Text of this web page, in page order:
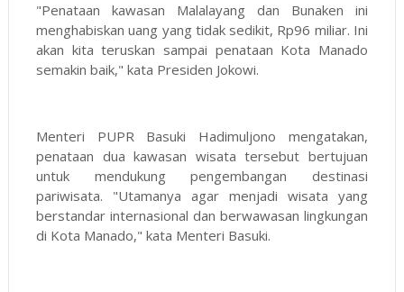
"Penataan kawasan Malalayang dan Bunaken ini
menghabiskan uang yang tidak sedikit, Rp96 miliar. Ini
akan kita teruskan sampai penataan Kota Manado
semakin baik," kata Presiden Jokowi.
Menteri PUPR Basuki Hadimuljono mengatakan,
penataan dua kawasan wisata tersebut bertujuan
untuk mendukung pengembangan destinasi
pariwisata. "Utamanya agar menjadi wisata yang
berstandar internasional dan berwawasan lingkungan
di Kota Manado," kata Menteri Basuki.